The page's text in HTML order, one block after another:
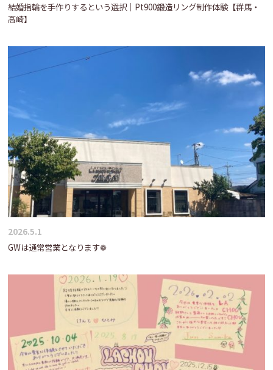
結婚指輪を手作りするという選択｜Pt900鍛造リング制作体験【群馬・
高崎】
2026.5.1
GWは通常営業となります❁